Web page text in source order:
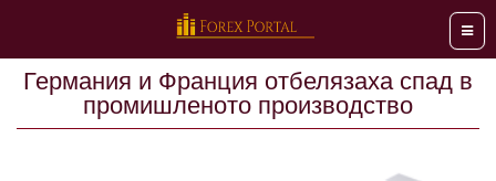
Меню
Германия и Франция отбелязаха спад в
промишленото производство